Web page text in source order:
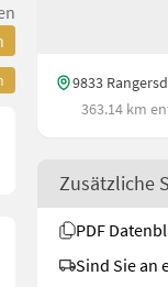
9833
363.14 km
Zusätzliche
PDF
Sind Sie an